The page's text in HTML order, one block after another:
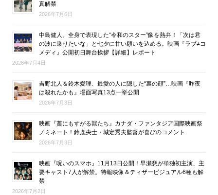
真解禁
2026年7月6日
中島健人、全身で表現した“令和のスター”像を熱弁！「次は君
の波に乗りたいな」と七夕に甘い願いを込める。映画『ラブ≠コ
メディ』公開初日舞台挨拶【詳細】レポート
2026年7月4日
吉野北人＆鈴木愛理、最愛の人に隠した“裏の顔”…映画『昨夜
は殺れたかも』場面写真13点一挙公開
2026年7月3日
映画『藁にもすがる獣たち』カナダ・ファンタジア国際映画祭
ノミネート！鈴鹿央士・城定秀夫監督が喜びのコメント
2026年7月3日
映画『呪いのスマホ』11月13日公開！早瀬憩が単独初主演、主
要キャスト7人が解禁。特報映像＆ティザービジュアル6種も解
禁
2026年7月2日